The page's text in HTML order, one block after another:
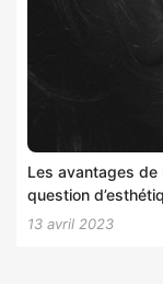
Les avantages de
question
13 avril 2023